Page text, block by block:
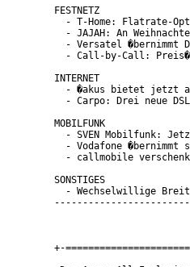
FESTNETZ
- T-Home: Flatrate-
- JAJAH: An
- Versatel �bernimmt
- Call-by-Call:
INTERNET
- �akus bietet jetzt
- Carpo: Drei neue
MOBILFUNK
- SVEN Mobilfunk:
- Vodafone �bernimmt
- callmobile
SONSTIGES
- Wechselwillige
+-